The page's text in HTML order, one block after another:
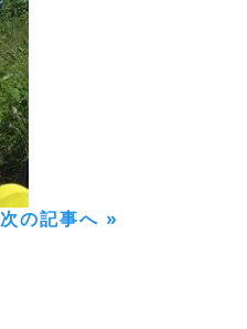
次の記事へ »